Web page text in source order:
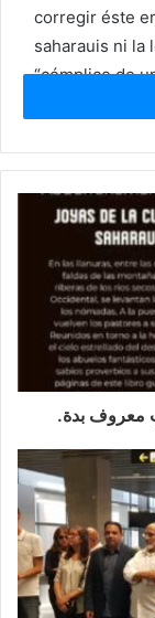
corregir éste
saharauis ni la
“cómplice de
proceso de
África
El Sahara
provincia 53
Español”
población
decidir su
firma de los
el 14 de
Sáhara a
pueblo
en una feroz
armado aún
colonizadora
histórica con
معروف بدة.